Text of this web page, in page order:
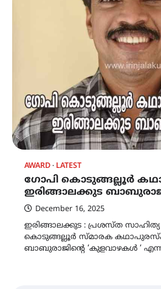
AWARD LATEST
ഗോപി കൊടുങ്ങല്ലൂർ
ഇരിങ്ങാലക്കുട
December 16, 2025
ഇരിങ്ങാലക്കുട : പ്രശസ്ത
കൊടുങ്ങല്ലൂർ സ്മാരക
ബാബുരാജിന്റെ ‘കുളവാഴകൾ ‘